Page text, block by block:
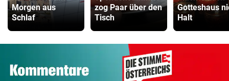
Morgen aus
Schlaf
zog Paar über den
Tisch
Gotteshaus
Halt